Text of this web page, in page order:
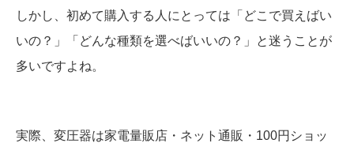
しかし、初めて購入する人にとっては「どこで買えばい
いの？」「どんな種類を選べばいいの？」と迷うことが
多いですよね。
実際、変圧器は家電量販店・ネット通販・100円ショッ